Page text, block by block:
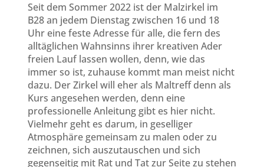
Seit dem Sommer 2022 ist der Malzirkel im
B28 an jedem Dienstag zwischen 16 und 18
Uhr eine feste Adresse für alle, die fern des
alltäglichen Wahnsinns ihrer kreativen Ader
freien Lauf lassen wollen, denn, wie das
immer so ist, zuhause kommt man meist nicht
dazu. Der Zirkel will eher als Maltreff denn als
Kurs angesehen werden, denn eine
professionelle Anleitung gibt es hier nicht.
Vielmehr geht es darum, in geselliger
Atmosphäre gemeinsam zu malen oder zu
zeichnen, sich auszutauschen und sich
gegenseitig mit Rat und Tat zur Seite zu stehen